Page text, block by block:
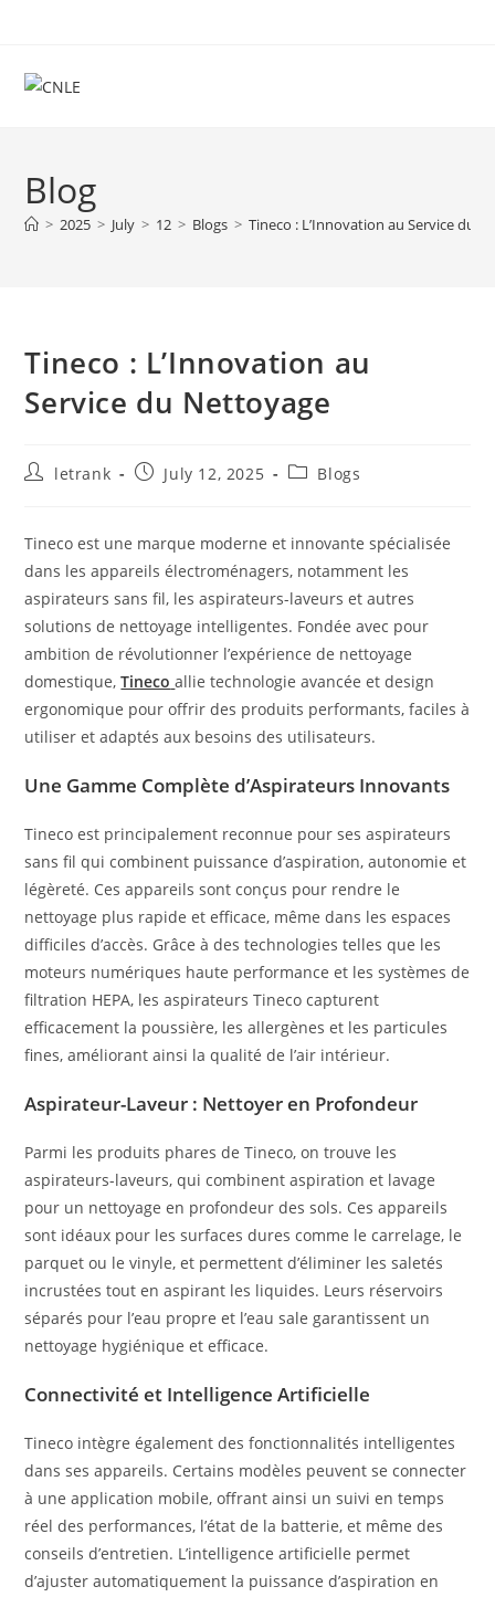
content
Blog
> 2025 > July > 12 > Blogs > Tineco : L’Innovation au Service du
Tineco : L’Innovation au
Service du Nettoyage
Postletrank
PostJuly 12, 2025
PostBlogs
Tineco est une marque moderne et innovante spécialisée
dans les appareils électroménagers, notamment les
aspirateurs sans fil, les aspirateurs-laveurs et autres
solutions de nettoyage intelligentes. Fondée avec pour
ambition de révolutionner l’expérience de nettoyage
domestique,Tineco allie technologie avancée et design
ergonomique pour offrir des produits performants, faciles à
utiliser et adaptés aux besoins des utilisateurs.
Une Gamme Complète d’Aspirateurs Innovants
Tineco est principalement reconnue pour ses aspirateurs
sans fil qui combinent puissance d’aspiration, autonomie et
légèreté. Ces appareils sont conçus pour rendre le
nettoyage plus rapide et efficace, même dans les espaces
difficiles d’accès. Grâce à des technologies telles que les
moteurs numériques haute performance et les systèmes de
filtration HEPA, les aspirateurs Tineco capturent
efficacement la poussière, les allergènes et les particules
fines, améliorant ainsi la qualité de l’air intérieur.
Aspirateur-Laveur : Nettoyer en Profondeur
Parmi les produits phares de Tineco, on trouve les
aspirateurs-laveurs, qui combinent aspiration et lavage
pour un nettoyage en profondeur des sols. Ces appareils
sont idéaux pour les surfaces dures comme le carrelage, le
parquet ou le vinyle, et permettent d’éliminer les saletés
incrustées tout en aspirant les liquides. Leurs réservoirs
séparés pour l’eau propre et l’eau sale garantissent un
nettoyage hygiénique et efficace.
Connectivité et Intelligence Artificielle
Tineco intègre également des fonctionnalités intelligentes
dans ses appareils. Certains modèles peuvent se connecter
à une application mobile, offrant ainsi un suivi en temps
réel des performances, l’état de la batterie, et même des
conseils d’entretien. L’intelligence artificielle permet
d’ajuster automatiquement la puissance d’aspiration en